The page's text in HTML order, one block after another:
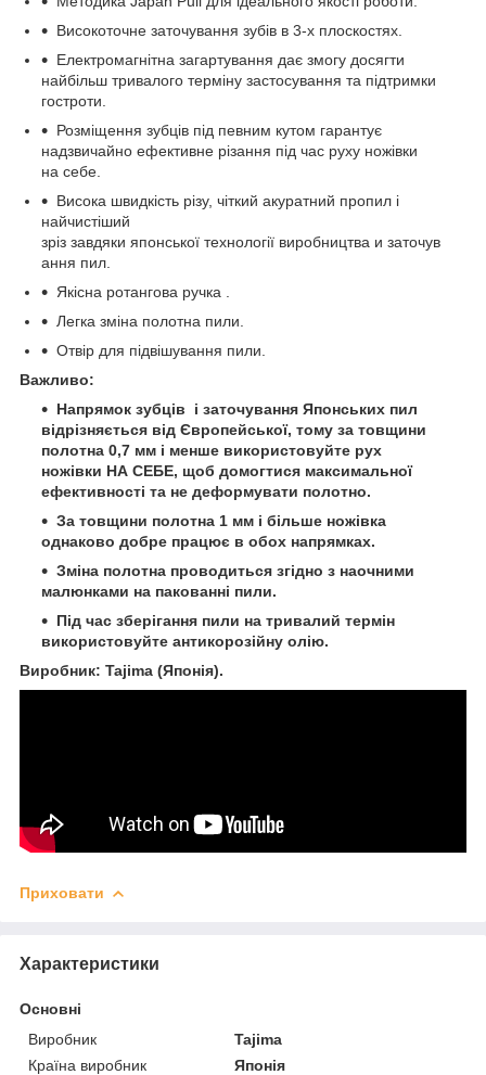
Високоточне заточування зубів в 3-х плоскостях.
Електромагнітна загартування дає змогу досягти
найбільш тривалого терміну застосування та підтримки
гостроти.
Розміщення зубців під певним кутом гарантує
надзвичайно ефективне різання під час руху ножівки
на себе.
Висока швидкість різу, чіткий акуратний пропил і
найчистіший
зріз завдяки японської технології виробництва и заточув
ання пил.
Якісна ротангова ручка .
Легка зміна полотна пили.
Отвір для підвішування пили.
Важливо:
Напрямок зубців і заточування Японських пил
відрізняється від Європейської, тому за товщини
полотна 0,7 мм і менше використовуйте рух
ножівки НА СЕБЕ, щоб домогтися максимальної
ефективності та не деформувати полотно.
За товщини полотна 1 мм і більше ножівка
однаково добре працює в обох напрямках.
Зміна полотна проводиться згідно з наочними
малюнками на пакованні пили.
Під час зберігання пили на тривалий термін
використовуйте антикорозійну олію.
Виробник: Tajima (Японія).
Приховати
Характеристики
Основні
Виробник
Tajima
Країна виробник
Японія